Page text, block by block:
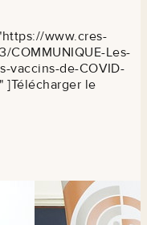
www.cres-
COMMUNIQUE-Les-
vaccins-de-COVID-
]Télécharger le